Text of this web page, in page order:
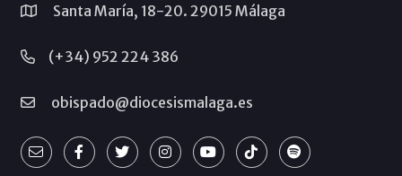
Santa María, 18-20. 29015 Málaga
(+34) 952 224 386
obispado@diocesismalaga.es